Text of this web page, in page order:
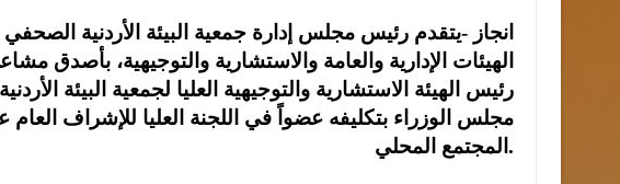
انجاز -يتقدم رئيس مجلس إدارة جمعية البيئة الأردنية
الهيئات الإدارية والعامة والاستشارية والتوجيهية، بأصدق
رئيس الهيئة الاستشارية والتوجيهية العليا لجمعية البيئة
مجلس الوزراء بتكليفه عضواً في اللجنة العليا للإشراف
المجتمع المحلي.